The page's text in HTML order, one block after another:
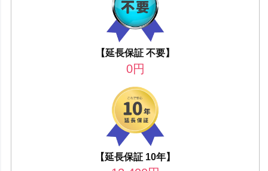
【延長保証 不要】
0円
【延長保証 10年】